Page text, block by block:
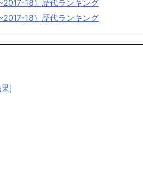
18）歴代ランキング
18）歴代ランキング
]